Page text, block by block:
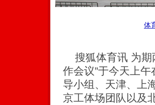
体
搜狐体育讯 为期
作会议”于今天上
导小组、天津、上
京工体场团队以及